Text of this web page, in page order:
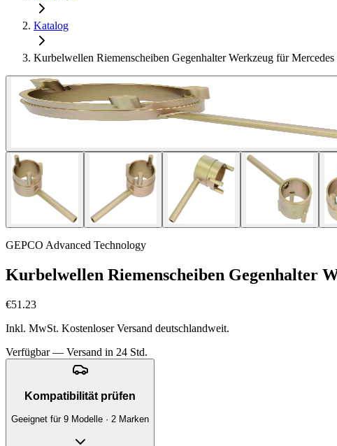
Katalog
Kurbelwellen Riemenscheiben Gegenhalter Werkzeug für Mercedes
GEPCO Advanced Technology
Kurbelwellen Riemenscheiben Gegenhalter
€51.23
Inkl. MwSt. Kostenloser Versand deutschlandweit.
Verfügbar — Versand in 24 Std.
Kompatibilität prüfen
Geeignet für 9 Modelle · 2 Marken